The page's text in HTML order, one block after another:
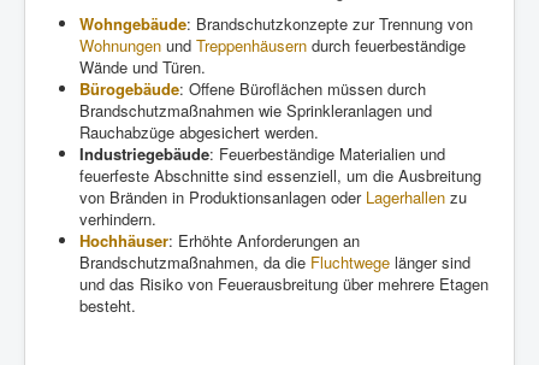
Wohngebäude: Brandschutzkonzepte zur Trennung von
Wohnungen und Treppenhäusern durch feuerbeständige
Wände und Türen.
Bürogebäude: Offene Büroflächen müssen durch
Brandschutzmaßnahmen wie Sprinkleranlagen und
Rauchabzüge abgesichert werden.
Industriegebäude: Feuerbeständige Materialien und
feuerfeste Abschnitte sind essenziell, um die Ausbreitung
von Bränden in Produktionsanlagen oder Lagerhallen zu
verhindern.
Hochhäuser: Erhöhte Anforderungen an
Brandschutzmaßnahmen, da die Fluchtwege länger sind
und das Risiko von Feuerausbreitung über mehrere Etagen
besteht.